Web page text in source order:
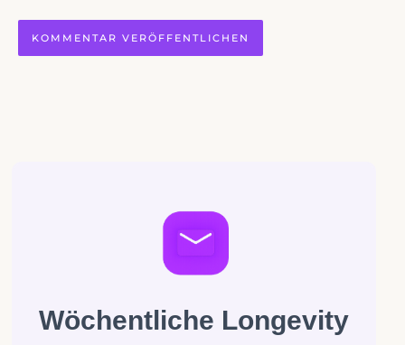
Wöchentliche Longevity